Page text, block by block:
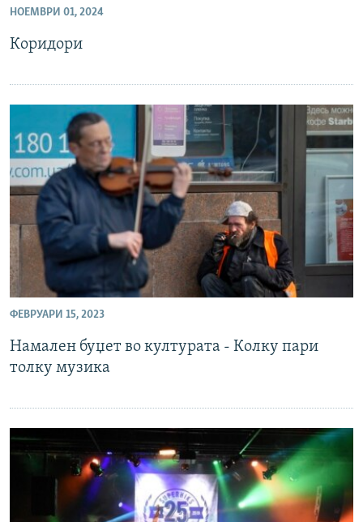
РСЕ веб страници
НОЕМВРИ 01, 2024
Коридори
ФЕВРУАРИ 15, 2023
Намален буџет во културата - Колку пари
толку музика